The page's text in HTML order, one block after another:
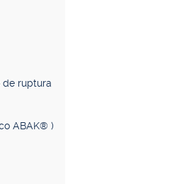
de ruptura
ABAK® )